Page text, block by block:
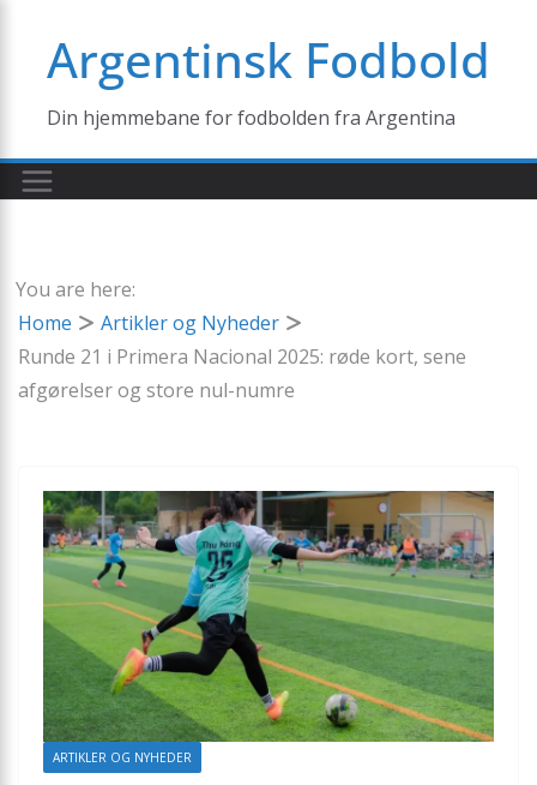
contentArgentinsk Fodbold
Din hjemmebane for fodbolden fra Argentina
You are here:
Home
Artikler og Nyheder
Runde 21 i Primera Nacional 2025: røde kort, sene
afgørelser og store nul-numre
ARTIKLER OG NYHEDER